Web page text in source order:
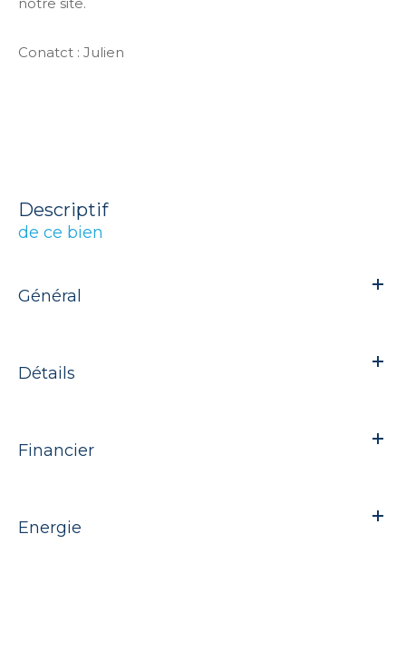
Conatct : Julien
descriptif
de ce bien
Général
Détails
Financier
Energie